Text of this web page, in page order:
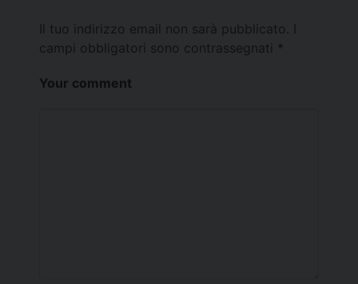
Il tuo indirizzo email non sarà pubblicato.
campi obbligatori sono contrassegnati *
Your comment